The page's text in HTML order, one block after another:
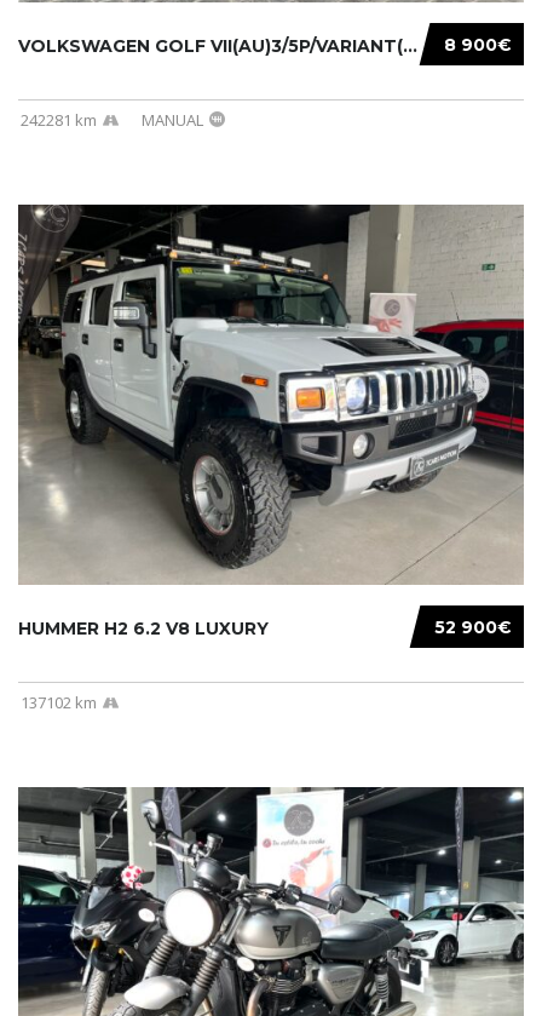
8 900€
VOLKSWAGEN GOLF VII(AU)3/5P/VARIANT(12-16 20...
242281 km MANUAL
52 900€
HUMMER H2 6.2 V8 LUXURY
137102 km